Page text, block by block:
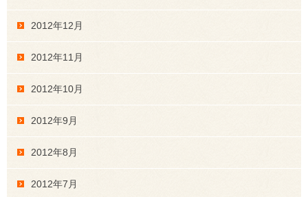
2012年12月
2012年11月
2012年10月
2012年9月
2012年8月
2012年7月